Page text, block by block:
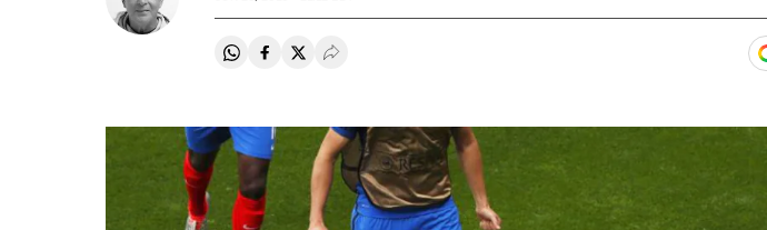
Compartir en Whatsapp
Compartir en Facebook
Compartir en Twitter
Desplegar Redes Sociales